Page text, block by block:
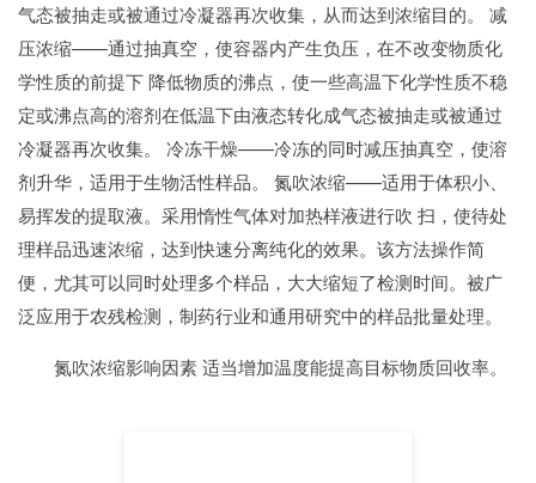
气态被抽走或被通过冷凝器再次收集，从而达到浓缩目的。 减
压浓缩——通过抽真空，使容器内产生负压，在不改变物质化
学性质的前提下 降低物质的沸点，使一些高温下化学性质不稳
定或沸点高的溶剂在低温下由液态转化成气态被抽走或被通过
冷凝器再次收集。 冷冻干燥——冷冻的同时减压抽真空，使溶
剂升华，适用于生物活性样品。 氮吹浓缩——适用于体积小、
易挥发的提取液。采用惰性气体对加热样液进行吹 扫，使待处
理样品迅速浓缩，达到快速分离纯化的效果。该方法操作简
便，尤其可以同时处理多个样品，大大缩短了检测时间。被广
泛应用于农残检测，制药行业和通用研究中的样品批量处理。
氮吹浓缩影响因素 适当增加温度能提高目标物质回收率。